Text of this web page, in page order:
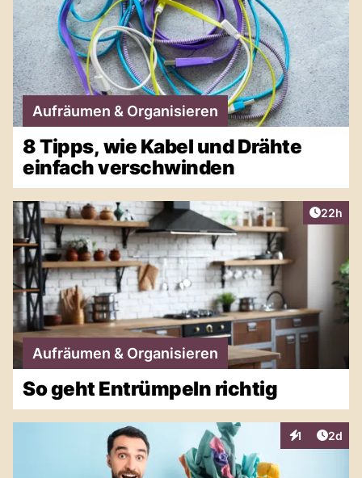
Aufräumen & Organisieren
8 Tipps, wie Kabel und Drähte
einfach verschwinden
Artikel
22h
Aufräumen & Organisieren
So geht Entrümpeln richtig
1
Interaktionen
2d